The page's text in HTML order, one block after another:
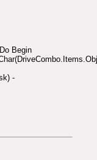
Begin
-